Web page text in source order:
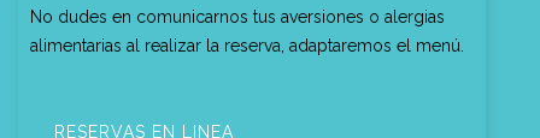
No dudes en comunicarnos tus aversiones o alergias
alimentarias al realizar la reserva, adaptaremos el menú.
RESERVAS EN LINEA